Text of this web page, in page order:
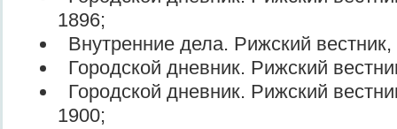
1896;
Внутренние дела. Рижский
Городской дневник. Рижский
Городской дневник. Рижский
1900;